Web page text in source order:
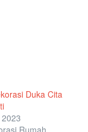
Duka Cita